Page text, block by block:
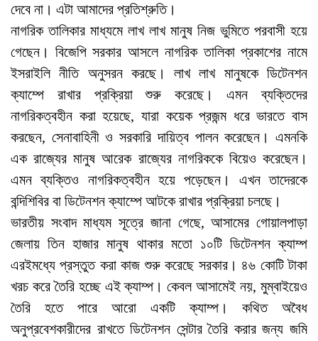
দেবে না। এটা আমাদের প্রতিশ্রুতি।
নাগরিক তালিকার মাধ্যমে লাখ লাখ মানুষ নিজ ভুমিতে পরবাসী হয়ে
গেছেন। বিজেপি সরকার আসলে নাগরিক তালিকা প্রকাশের নামে
ইসরাইলি নীতি অনুসরন করছে। লাখ লাখ মানুষকে ডিটেনশন
ক্যাম্পে রাখার প্রক্রিয়া শুরু করেছে। এমন ব্যক্তিদের
নাগরিকত্বহীন করা হয়েছে, যারা কয়েক প্রজন্ম ধরে ভারতে বাস
করছেন, সেনাবাহিনী ও সরকারি দায়িত্ব পালন করেছেন। এমনকি
এক রাজ্যের মানুষ আরেক রাজ্যের নাগরিককে বিয়েও করেছেন।
এমন ব্যক্তিও নাগরিকত্বহীন হয়ে পড়েছেন। এখন তাদেরকে
বন্দিশিবির বা ডিটেনশন ক্যাম্পে আটকে রাখার প্রক্রিয়া চলছে।
ভারতীয় সংবাদ মাধ্যম সূত্রে জানা গেছে, আসামের গোয়ালপাড়া
জেলায় তিন হাজার মানুষ থাকার মতো ১০টি ডিটেনশন ক্যাম্প
এরইমধ্যে প্রস্তুত করা কাজ শুরু করেছে সরকার। ৪৬ কোটি টাকা
খরচ করে তৈরি হচ্ছে এই ক্যাম্প। কেবল আসামেই নয়, মুম্বাইয়েও
তৈরি হতে পারে আরো একটি ক্যাম্প। কথিত অবৈধ
অনুপ্রবেশকারীদের রাখতে ডিটেনশন সেন্টার তৈরি করার জন্য জমি